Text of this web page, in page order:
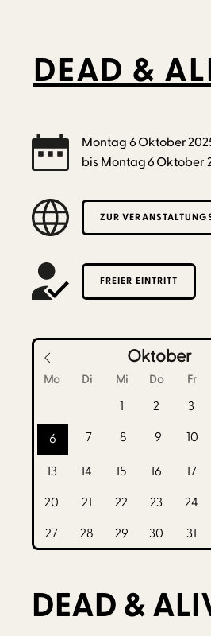
DEAD &
Montag 6 Oktober
bis Montag6 Oktober
ZUR
FREIER EINTRITT
Oktober
Mo Di Mi Do Fr
1 2 3
6 7 8 9 10
13 14 15 16 17
20
21 22 23 24
27
28 29 30 31
DEAD &